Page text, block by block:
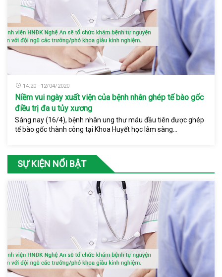
14:20 - 12/04/2020
Niềm vui ngày xuất viện của bệnh nhân ghép tế bào gốc
điều trị đa u tủy xương
Sáng nay (16/4), bệnh nhân ung thư máu đầu tiên được ghép
tế bào gốc thành công tại Khoa Huyết học lâm sàng...
SỰ KIỆN NỔI BẬT